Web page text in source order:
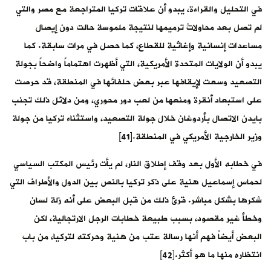
في التحليل والقراءة، يبدو أن علاقات تركيا المتراجعة مع مصر والتي
لم تصل بعد محاولاتُ ترميمها لنتيجة ملموسة حالت دون إيصال
مساعدات إنسانية وإغاثية للقطاع، كما حصل في مرات سابقة. كما
يبدو أن الولايات المتحدة الأمريكية، التي أظهرت اهتماماً واضحاً بجولة
التصعيد وسعت لإيقافها عبر بعض حلفائها في المنطقة، قد حرصت
على استبعاد أنقرة ومنعها من لعب دور محوري، ومن دلائل ذلك تجنب
بايدن الاتصال بأردوغان خلال جولة التصعيد، واستثناء تركيا من جولة
وزير الخارجية الأمريكي في المنطقة.[41]
في خطابه الأول بعد وقف إطلاق النار، لم يأت رئيس المكتب السياسي
لحماس إسماعيل هنية على ذكر تركيا بالنص بين الدول والأطراف التي
شكرها بشكل مباشر. قرئ ذلك من قبل البعض على أنه زلة لسان
وخطأ غير مقصود، بسبب طبيعة خطابات الرجل الارتجالية، لكن
البعض أيضاً فهم أنها رسالة عتب من هنية وحركته لتركيا، من باب
انتظاره منها ما هو أكثر.[42]